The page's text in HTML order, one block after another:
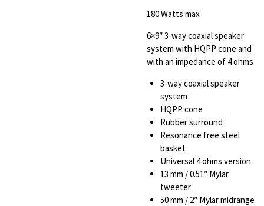
180 Watts max
6×9″ 3-way coaxial speaker
system with HQPP cone and
with an impedance of 4 ohms
3-way coaxial speaker
system
HQPP cone
Rubber surround
Resonance free steel
basket
Universal 4 ohms version
13 mm / 0.51″ Mylar
tweeter
50 mm / 2″ Mylar midrange